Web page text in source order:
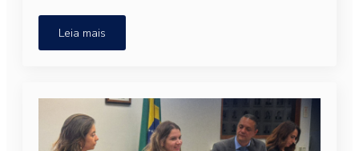
Leia mais